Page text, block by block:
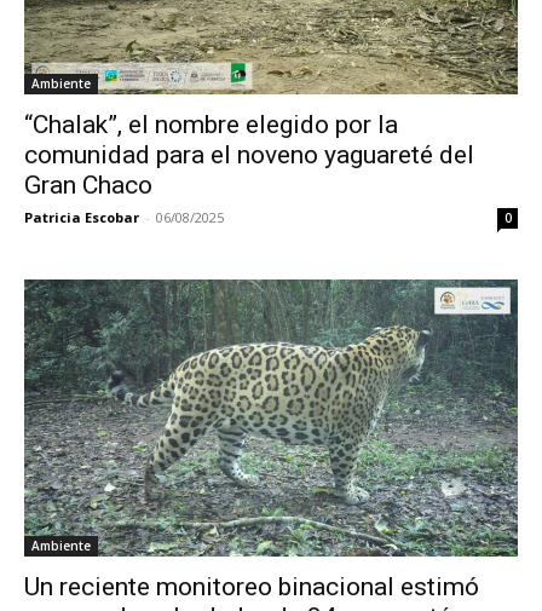
Ambiente
“Chalak”, el nombre elegido por la
comunidad para el noveno yaguareté del
Gran Chaco
Patricia Escobar - 06/08/2025 0
Ambiente
Un reciente monitoreo binacional estimó